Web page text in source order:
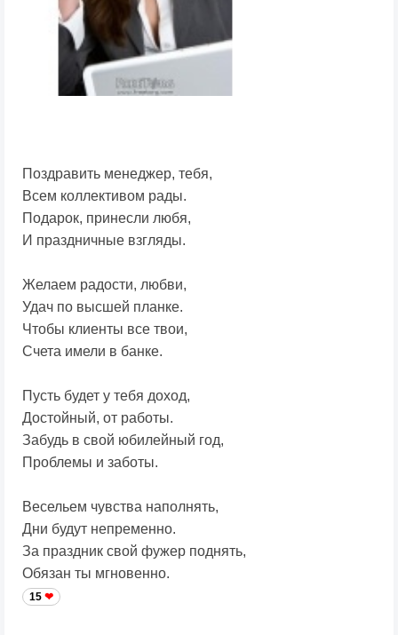
Поздравить менеджер, тебя,
Всем коллективом рады.
Подарок, принесли любя,
И праздничные взгляды.
Желаем радости, любви,
Удач по высшей планке.
Чтобы клиенты все твои,
Счета имели в банке.
Пусть будет у тебя доход,
Достойный, от работы.
Забудь в свой юбилейный год,
Проблемы и заботы.
Весельем чувства наполнять,
Дни будут непременно.
За праздник свой фужер поднять,
Обязан ты мгновенно.
15